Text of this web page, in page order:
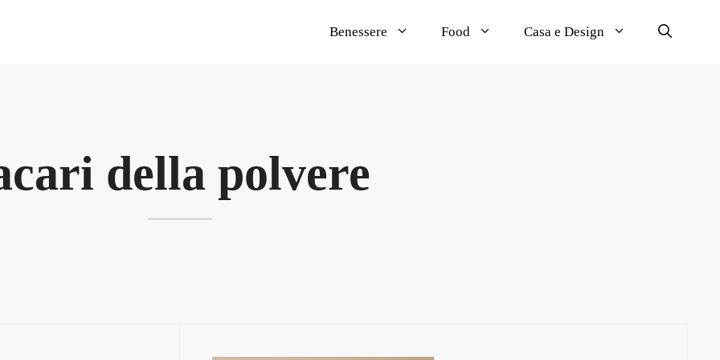
Benessere Food Casa e Design
della polvere